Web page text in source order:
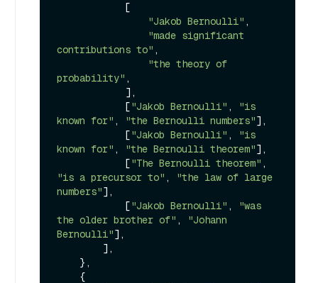
"Jakob Bernoulli" ,
"made significant
contributions to" ,
"the theory of
probability" ,
            [
"Jakob Bernoulli" ,
"is
known for" , "the Bernoulli numbers"],
            [
"Jakob Bernoulli" ,
"is
known for" , "the Bernoulli theorem"],
            [
"The Bernoulli theorem"
"is a precursor to" ,
"the law of large
numbers"],
            [
"Jakob Bernoulli" ,
"was
the older brother of" ,
"Johann
Bernoulli"],